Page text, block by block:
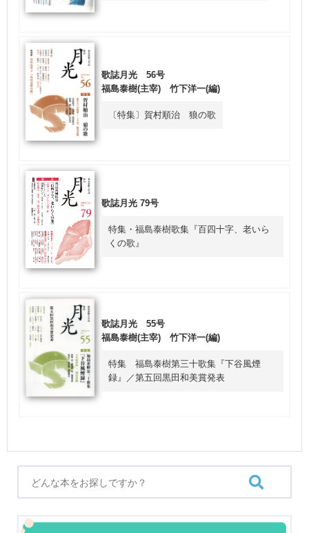
歌誌月光 56号
福島泰樹(主宰) 竹下洋一(編)
〔特集〕賀村順治 狼の歌
歌誌月光 79号
特集・福島泰樹歌集『百四十字、老いら
くの歌』
歌誌月光 55号
福島泰樹(主宰) 竹下洋一(編)
特集 福島泰樹第三十歌集『下谷風煙
録』／第五回黒田和美賞発表